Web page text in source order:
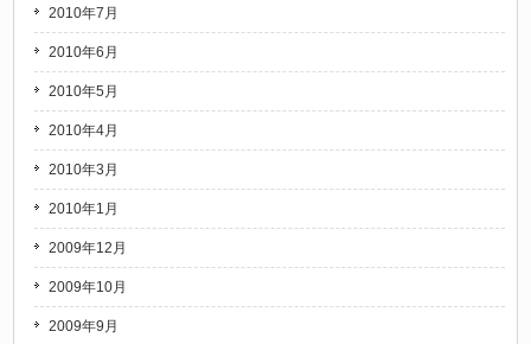
2010年7月
2010年6月
2010年5月
2010年4月
2010年3月
2010年1月
2009年12月
2009年10月
2009年9月